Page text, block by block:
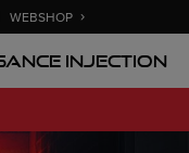
WEBSHOP
Injection